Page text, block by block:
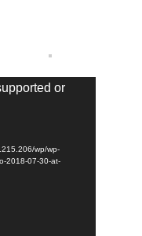
or
wp/wp-
2018-07-30-at-